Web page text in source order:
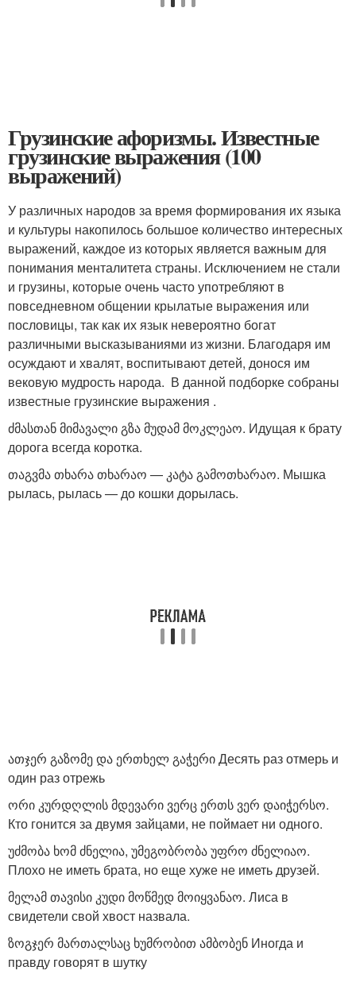
Грузинские афоризмы. Известные
грузинские выражения (100
выражений)
У различных народов за время формирования их языка
и культуры накопилось большое количество интересных
выражений, каждое из которых является важным для
понимания менталитета страны. Исключением не стали
и грузины, которые очень часто употребляют в
повседневном общении крылатые выражения или
пословицы, так как их язык невероятно богат
различными высказываниями из жизни. Благодаря им
осуждают и хвалят, воспитывают детей, донося им
вековую мудрость народа. В данной подборке собраны
известные грузинские выражения .
ძმასთან მიმავალი გზა მუდამ მოკლეაო. Идущая к брату
дорога всегда коротка.
თაგვმა თხარა თხარაო — კატა გამოთხარაო. Мышка
рылась, рылась — до кошки дорылась.
ათჯერ გაზომე და ერთხელ გაჭერი Десять раз отмерь и
один раз отрежь
ორი კურდღლის მდევარი ვერც ერთს ვერ დაიჭერსო.
Кто гонится за двумя зайцами, не поймает ни одного.
უძმობა ხომ ძნელია, უმეგობრობა უფრო ძნელიაო.
Плохо не иметь брата, но еще хуже не иметь друзей.
მელამ თავისი კუდი მოწმედ მოიყვანაო. Лиса в
свидетели свой хвост назвала.
ზოგჯერ მართალსაც ხუმრობით ამბობენ Иногда и
правду говорят в шутку